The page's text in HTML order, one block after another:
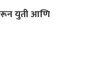
युती आणि